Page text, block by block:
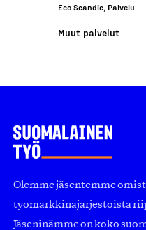
Eco Scandic, Palvelu
Muut palvelut
Olemme jäsentemme
työmarkkinajärjestöistä
Jäseninämme on koko